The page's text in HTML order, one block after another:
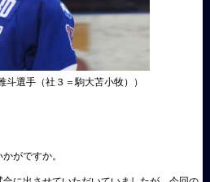
選手（社３＝駒大苫小牧））
がですか。